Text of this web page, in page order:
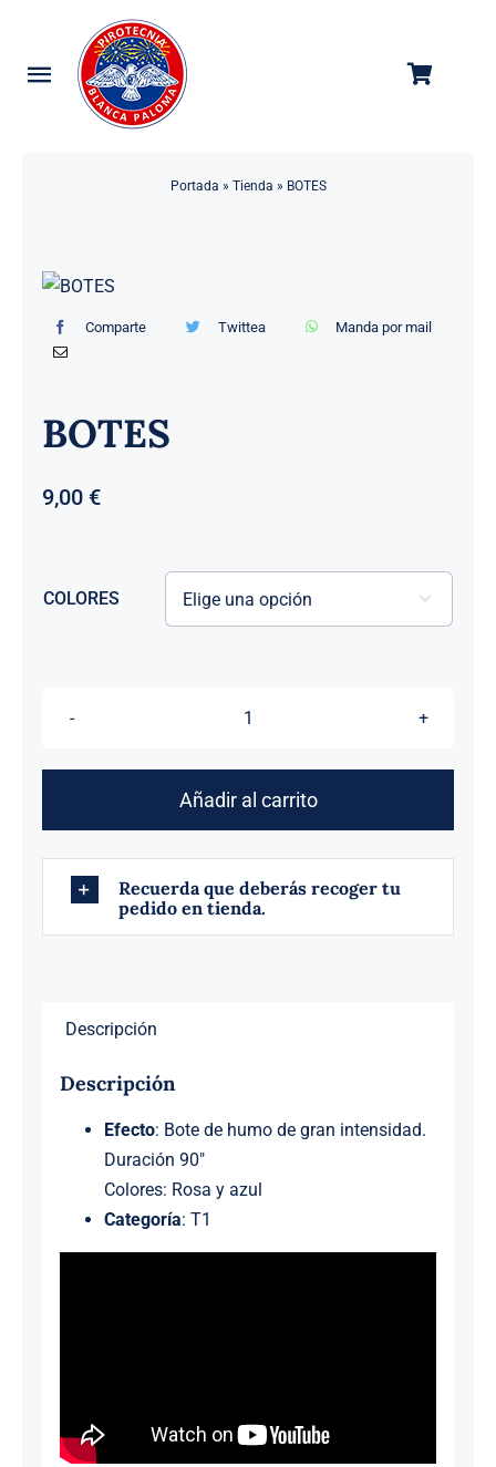
contenido
Toggle
Navigation
Empresa
Contacto
Portada » Tienda » BOTES
Comparte Twittea Manda por mail
BOTES
9,00 €
COLORES 
BOTES
Añadir al carrito
Recuerda que deberás recoger tu
pedido en tienda.
Descripción
Descripción
Efecto: Bote de humo de gran intensidad.
Duración 90″
Colores: Rosa y azul
Categoría: T1